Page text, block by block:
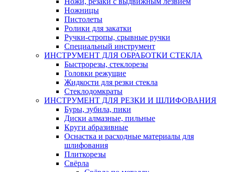
Ножницы
Пистолеты
Ролики для закатки
Ручки-стропы, срывные ручки
Специальный инструмент
ИНСТРУМЕНТ ДЛЯ ОБРАБОТКИ СТЕКЛА
Быстрорезы, стеклорезы
Головки режущие
Жидкости для резки стекла
Стеклодомкраты
ИНСТРУМЕНТ ДЛЯ РЕЗКИ И ШЛИФОВАНИЯ
Буры, зубила, пики
Диски алмазные, пильные
Круги абразивные
Оснастка и расходные материалы для
шлифования
Плиткорезы
Свёрла